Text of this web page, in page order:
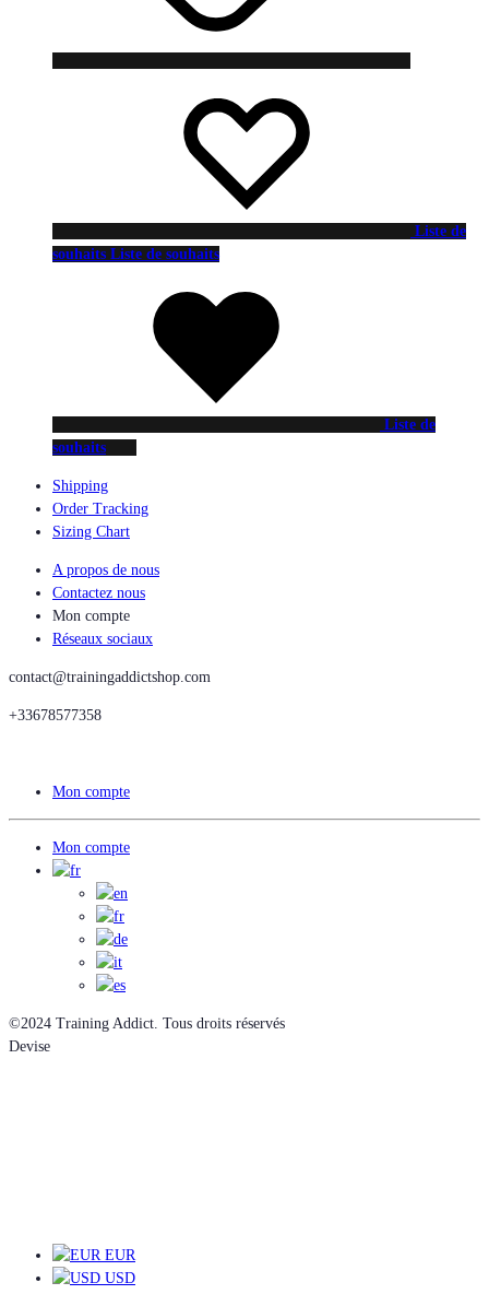
Liste de
souhaits Liste de souhaits
Liste de
souhaits
Shipping
Order Tracking
Sizing Chart
A propos de nous
Contactez nous
Mon compte
Réseaux sociaux
contact@trainingaddictshop.com
+33678577358
Mon compte
Mon compte
©2024 Training Addict. Tous droits réservés
Devise
EUR
USD